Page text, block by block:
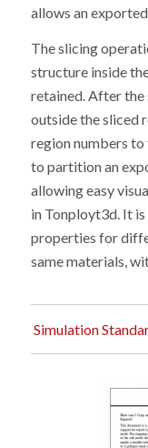
allows an
The slicing
structure inside
retained. After the
outside the sliced
region numbers to
to partition an
allowing easy
in Tonployt3d. It
properties for
same materials,
Simulation